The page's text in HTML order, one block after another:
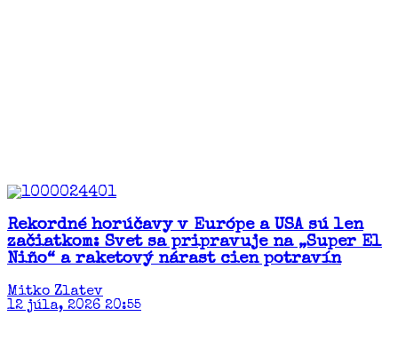
Rekordné horúčavy v Európe a USA sú len
začiatkom: Svet sa pripravuje na „Super El
Niño“ a raketový nárast cien potravín​
Mitko Zlatev
12 júla, 2026 20:55